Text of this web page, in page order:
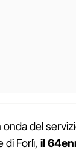
onda del
di Forlì, il